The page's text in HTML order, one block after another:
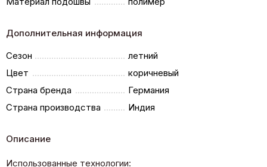
Дополнительная информация
Сезон
летний
Цвет
коричневый
Страна бренда
Германия
Страна производства
Индия
Описание
Использованные технологии: